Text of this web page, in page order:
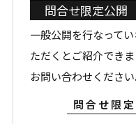
問合せ限定公開
一般公開を行なって
ただくとご紹介でき
お問い合わせください
問合せ限